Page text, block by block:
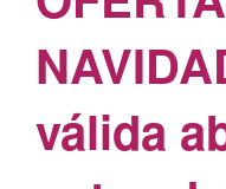
válida